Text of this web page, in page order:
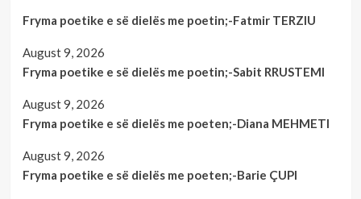
mituri
Prizren</strong>
Fryma poetike e së dielës me poetin;-Fatmir TERZIU
August 9, 2026
Fryma poetike e së dielës me poetin;-Sabit RRUSTEMI
August 9, 2026
Fryma poetike e së dielës me poeten;-Diana MEHMETI
August 9, 2026
Fryma poetike e së dielës me poeten;-Barie ÇUPI